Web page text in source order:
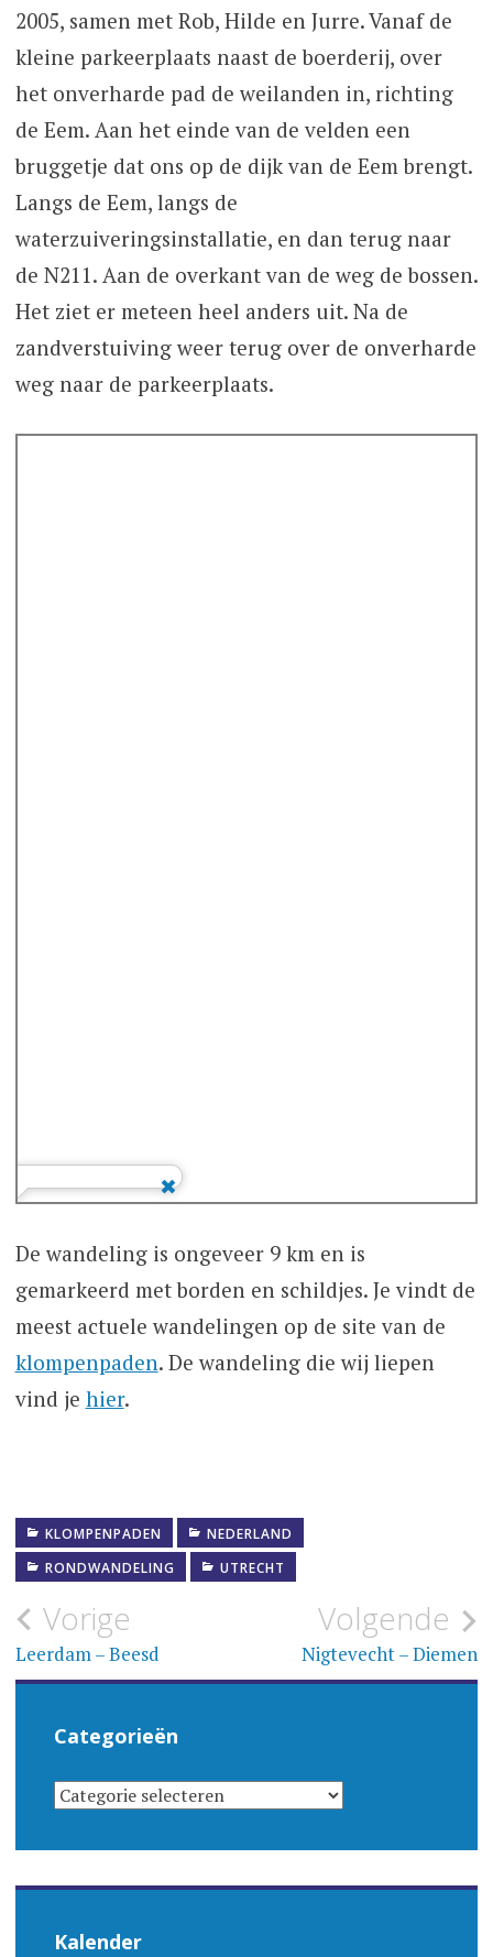
2005, samen met Rob, Hilde en Jurre. Vanaf de
kleine parkeerplaats naast de boerderij, over
het onverharde pad de weilanden in, richting
de Eem. Aan het einde van de velden een
bruggetje dat ons op de dijk van de Eem brengt.
Langs de Eem, langs de
waterzuiveringsinstallatie, en dan terug naar
de N211. Aan de overkant van de weg de bossen.
Het ziet er meteen heel anders uit. Na de
zandverstuiving weer terug over de onverharde
weg naar de parkeerplaats.
De wandeling is ongeveer 9 km en is
gemarkeerd met borden en schildjes. Je vindt de
meest actuele wandelingen op de site van de
klompenpaden. De wandeling die wij liepen
vind je hier.
KLOMPENPADEN
NEDERLAND
RONDWANDELING
UTRECHT
Bericht
navigatie
Vorige
Leerdam – Beesd
Volgende
Nigtevecht – Diemen
Categorieën
CATEGORIEËN
Kalender